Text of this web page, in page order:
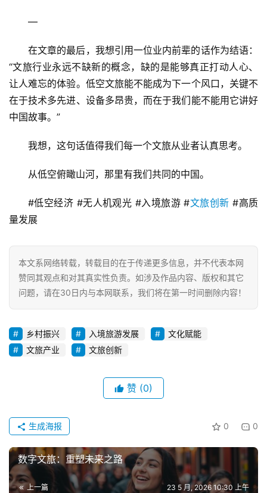
—
在文章的最后，我想引用一位业内前辈的话作为结语：
“文旅行业永远不缺新的概念，缺的是能够真正打动人心、
让人难忘的体验。低空文旅能不能成为下一个风口，关键不
在于技术多先进、设备多昂贵，而在于我们能不能用它讲好
中国故事。”
我想，这句话值得我们每一个文旅从业者认真思考。
从低空俯瞰山河，那里有我们共同的中国。
#低空经济 #无人机观光 #入境旅游 #文旅创新 #高质
量发展
本文系网络转载，转载目的在于传递更多信息，并不代表本网
赞同其观点和对其真实性负责。如涉及作品内容、版权和其它
问题，请在30日内与本网联系，我们将在第一时间删除内容！
乡村振兴 入境旅游发展
文化赋能
文旅产业
文旅创新
赞 (0)
0 0
生成海报
数字文旅：重塑未来之路
上一篇 23 5 月, 2026 10:30 上午